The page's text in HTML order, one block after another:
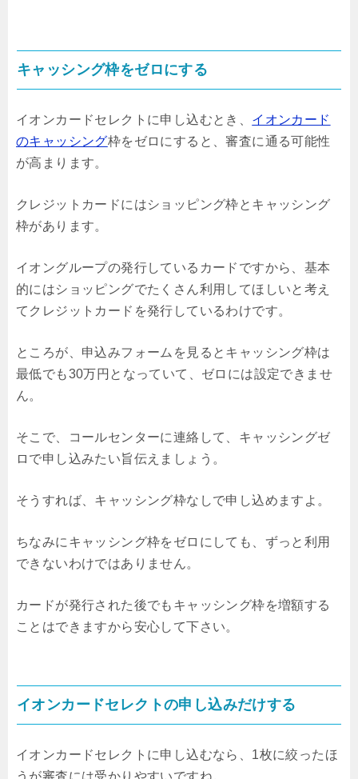
キャッシング枠をゼロにする
イオンカードセレクトに申し込むとき、 イオンカード
のキャッシング枠をゼロにすると、審査に通る可能性
が高まります。
クレジットカードにはショッピング枠とキャッシング
枠があります。
イオングループの発行しているカードですから、基本
的にはショッピングでたくさん利用してほしいと考え
てクレジットカードを発行しているわけです。
ところが、申込みフォームを見るとキャッシング枠は
最低でも30万円となっていて、ゼロには設定できませ
ん。
そこで、コールセンターに連絡して、キャッシングゼ
ロで申し込みたい旨伝えましょう。
そうすれば、キャッシング枠なしで申し込めますよ。
ちなみにキャッシング枠をゼロにしても、ずっと利用
できないわけではありません。
カードが発行された後でもキャッシング枠を増額する
ことはできますから安心して下さい。
イオンカードセレクトの申し込みだけする
イオンカードセレクトに申し込むなら、1枚に絞ったほ